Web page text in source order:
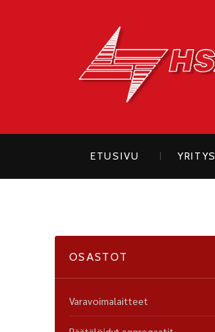
ETUSIVU YRITYS
OSASTOT
Varavoimalaitteet